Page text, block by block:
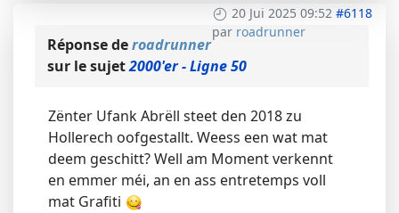
20 Jui 2025 09:52 #6118
par roadrunner
Réponse deroadrunner
sur le sujet2000'er - Ligne 50
Zënter Ufank Abrëll steet den 2018 zu
Hollerech oofgestallt. Weess een wat mat
deem geschitt? Well am Moment verkennt
en emmer méi, an en ass entretemps voll
mat Grafiti